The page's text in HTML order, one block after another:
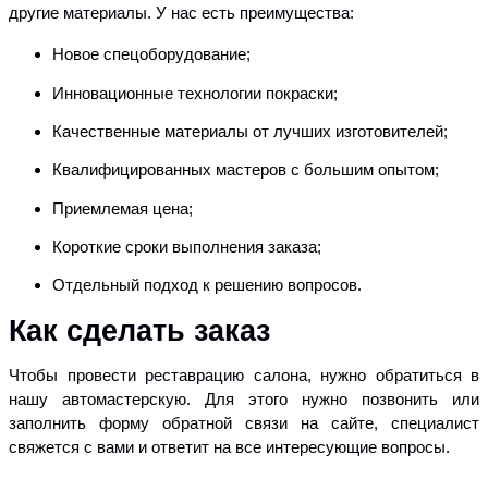
другие материалы. У нас есть преимущества:
Новое спецоборудование;
Инновационные технологии покраски;
Качественные материалы от лучших изготовителей;
Квалифицированных мастеров с большим опытом;
Приемлемая цена;
Короткие сроки выполнения заказа;
Отдельный подход к решению вопросов.
Как сделать заказ
Чтобы провести реставрацию салона, нужно обратиться в
нашу автомастерскую. Для этого нужно позвонить или
заполнить форму обратной связи на сайте, специалист
свяжется с вами и ответит на все интересующие вопросы.